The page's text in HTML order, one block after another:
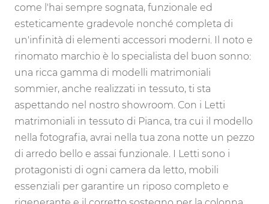
come l'hai sempre sognata, funzionale ed
esteticamente gradevole nonché completa di
un'infinità di elementi accessori moderni. Il noto e
rinomato marchio è lo specialista del buon sonno:
una ricca gamma di modelli matrimoniali
sommier, anche realizzati in tessuto, ti sta
aspettando nel nostro showroom. Con i Letti
matrimoniali in tessuto di Pianca, tra cui il modello
nella fotografia, avrai nella tua zona notte un pezzo
di arredo bello e assai funzionale. I Letti sono i
protagonisti di ogni camera da letto, mobili
essenziali per garantire un riposo completo e